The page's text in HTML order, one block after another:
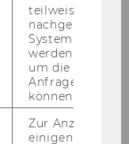
Summit
teilweise von
nachgelagerten
System
werden.
um die Antwort
Anfrage
können.
Zur Anzeige von
einigen WU-